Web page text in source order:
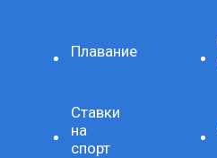
Плавание
Ставки
на
спорт